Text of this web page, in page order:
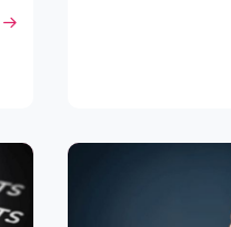
Cos’è